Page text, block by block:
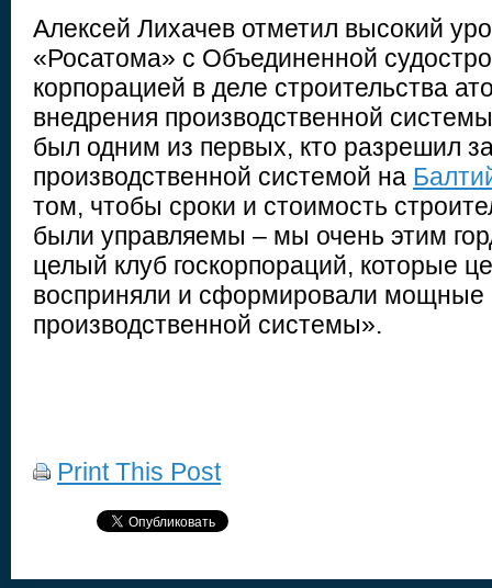
Алексей Лихачев отметил высокий
«Росатома» с Объединенной
корпорацией в деле строительства
внедрения производственной
был одним из первых, кто разрешил
производственной системой на
том, чтобы сроки и стоимость
были управляемы – мы очень этим
целый клуб госкорпораций, которые
восприняли и сформировали мощные
производственной системы».
Print This Post